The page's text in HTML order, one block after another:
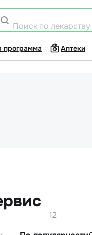
Поиск по
программа Аптеки
12